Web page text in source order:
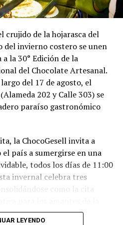
crujido de la hojarasca del
del invierno costero se unen
la 30° Edición de la
del Chocolate Artesanal.
del 17 de agosto, el
202 y Calle 303) se
paraíso gastronómico
la ChocoGesell invita a
país a sumergirse en una
todos los días de 11:00
invernal celebra tres
como la cita
natural y la tradición
LEYENDO